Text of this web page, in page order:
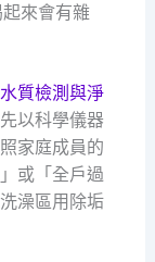
起來會有雜
質檢測與淨
以科學儀器
家庭成員的
或「全戶過
澡區用除垢